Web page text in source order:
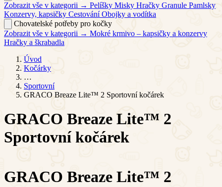
Zobrazit vše v kategorii → Pelíšky Misky Hračky Granule Pamlsky
Konzervy, kapsičky Cestování Obojky a vodítka
Chovatelské potřeby pro kočky
Zobrazit vše v kategorii → Mokré krmivo – kapsičky a konzervy
Hračky a škrabadla
Úvod
Kočárky
…
Sportovní
GRACO Breaze Lite™ 2 Sportovní kočárek
GRACO Breaze Lite™ 2
Sportovní kočárek
GRACO Breaze Lite™ 2